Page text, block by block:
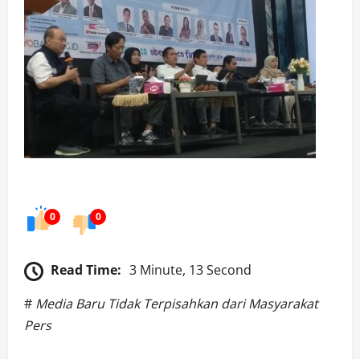
0 0
Read Time: 3 Minute, 13 Second
# Media Baru Tidak Terpisahkan dari Masyarakat
Pers